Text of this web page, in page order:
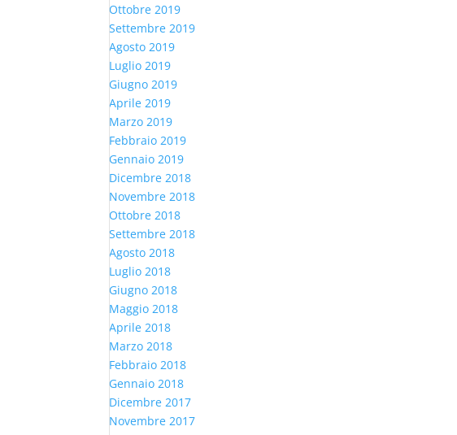
Ottobre 2019
Settembre 2019
Agosto 2019
Luglio 2019
Giugno 2019
Aprile 2019
Marzo 2019
Febbraio 2019
Gennaio 2019
Dicembre 2018
Novembre 2018
Ottobre 2018
Settembre 2018
Agosto 2018
Luglio 2018
Giugno 2018
Maggio 2018
Aprile 2018
Marzo 2018
Febbraio 2018
Gennaio 2018
Dicembre 2017
Novembre 2017